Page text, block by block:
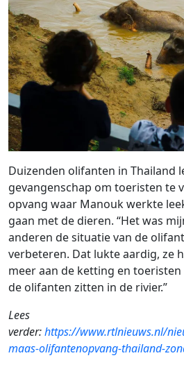
Duizenden olifanten in Thailand
gevangenschap om toeristen te
opvang waar Manouk werkte
gaan met de dieren. “Het was
anderen de situatie van de
verbeteren. Dat lukte aardig, ze
meer aan de ketting en
de olifanten zitten in de rivier.”
Lees
verder:https://www.rtlnieuws.nl/
maas-olifantenopvang-thailand-